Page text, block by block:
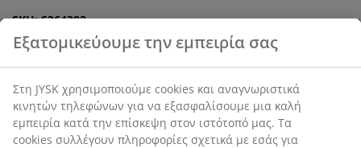
SKU: S364382
Το σετ αποτελείται από τα παρακάτω
στοιχεία
Εξατομικεύουμε την εμπειρία σας
Στη JYSK χρησιμοποιούμε cookies και αναγνωριστικά
κινητών τηλεφώνων για να εξασφαλίσουμε μια καλή
εμπειρία κατά την επίσκεψη στον ιστότοπό μας. Τα
cookies συλλέγουν πληροφορίες σχετικά με εσάς για